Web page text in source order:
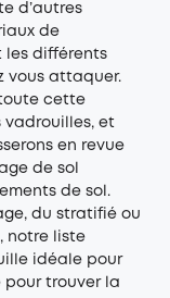
d’autres
de
les différents
vous attaquer.
cette
vadrouilles, et
en revue
de sol
de sol.
du stratifié ou
notre liste
idéale pour
pour trouver la